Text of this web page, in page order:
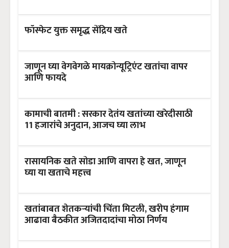
फॉस्फेट युक्त समृद्ध सेंद्रिय खते
जाणून घ्या वेगवेगळे मायक्रोन्यूट्रिएंट खतांचा वापर
आणि फायदे
कामाची बातमी : सरकार देतंय खतांच्या खरेदीसाठी
11 हजारांचे अनुदान, आजच घ्या लाभ
रासायनिक खते सोडा आणि वापरा हे खत, जाणून
घ्या या खताचे महत्त्व
खतांबाबत शेतकऱ्यांची चिंता मिटली, खरीप हंगाम
आढावा बैठकीत अजितदादांचा मोठा निर्णय